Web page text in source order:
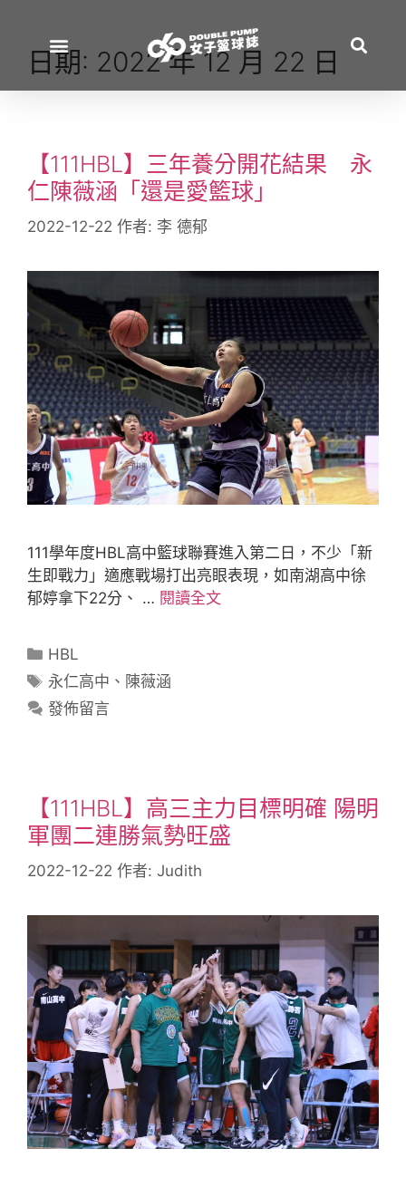
日期: 2022 年 12 月 22 日
【111HBL】三年養分開花結果 永
仁陳薇涵「還是愛籃球」
2022-12-22 作者: 李 德郁
111學年度HBL高中籃球聯賽進入第二日，不少「新
生即戰力」適應戰場打出亮眼表現，如南湖高中徐
郁婷拿下22分、 … 閱讀全文
HBL
永仁高中 、 陳薇涵
發佈留言
【111HBL】高三主力目標明確 陽明
軍團二連勝氣勢旺盛
2022-12-22 作者: Judith